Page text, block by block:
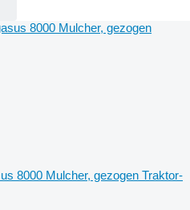
8000 Mulcher, gezogen Traktor-